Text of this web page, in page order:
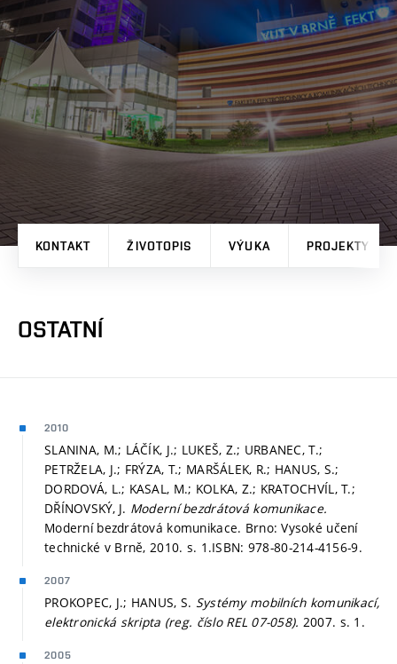
KONTAKT ŽIVOTOPIS VÝUKA PROJEKTY
OSTATNÍ
2010
SLANINA, M.; LÁČÍK, J.; LUKEŠ, Z.; URBANEC, T.;
PETRŽELA, J.; FRÝZA, T.; MARŠÁLEK, R.; HANUS, S.;
DORDOVÁ, L.; KASAL, M.; KOLKA, Z.; KRATOCHVÍL, T.;
DŘÍNOVSKÝ, J. Moderní bezdrátová komunikace.
Moderní bezdrátová komunikace. Brno: Vysoké učení
technické v Brně, 2010. s. 1.ISBN: 978-80-214-4156-9.
2007
PROKOPEC, J.; HANUS, S. Systémy mobilních komunikací,
elektronická skripta (reg. číslo REL 07-058). 2007. s. 1.
2005